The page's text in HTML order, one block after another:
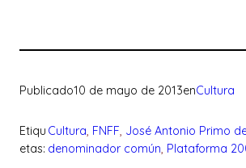
Publicado10 de mayo de 2013enCultura
Etiqu
etas:
Cultura, FNFF, José Antonio Primo
denominador común, Plataforma